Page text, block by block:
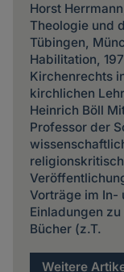
Horst
Theologie und
Tübingen,
Habilitation,
Kirchenrechts
kirchlichen
Heinrich Böll
Professor der
Vorträge im In-
Einladungen
Bücher (z.T.
Weitere